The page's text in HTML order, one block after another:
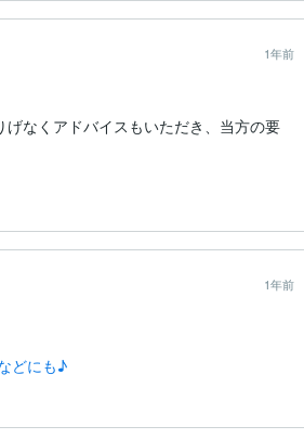
1年前
なくアドバイスもいただき、当方の要
1年前
どにも♪